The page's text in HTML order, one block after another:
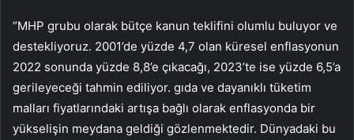
“MHP grubu olarak bütçe kanun teklifini olumlu buluyor ve
destekliyoruz. 2001’de yüzde 4,7 olan küresel enflasyonun
2022 sonunda yüzde 8,8’e çıkacağı, 2023’te ise yüzde 6,5’a
gerileyeceği tahmin ediliyor. gıda ve dayanıklı tüketim
malları fiyatlarındaki artışa bağlı olarak enflasyonda bir
yükselişin meydana geldiği gözlenmektedir. Dünyadaki bu